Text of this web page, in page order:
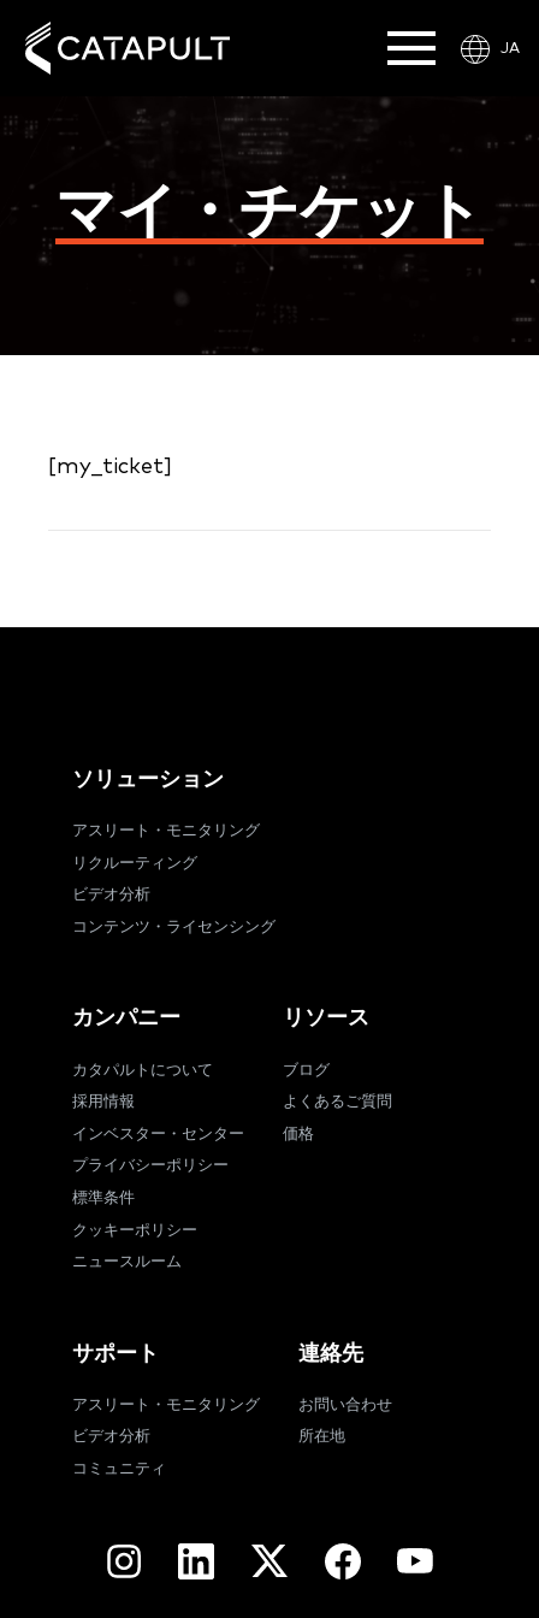
JA
マイ・チケット
[my_ticket]
ソリューション
アスリート・モニタリング
リクルーティング
ビデオ分析
コンテンツ・ライセンシング
カンパニー
カタパルトについて
採用情報
インベスター・センター
プライバシーポリシー
標準条件
クッキーポリシー
ニュースルーム
リソース
ブログ
よくあるご質問
価格
サポート
アスリート・モニタリング
ビデオ分析
コミュニティ
連絡先
お問い合わせ
所在地